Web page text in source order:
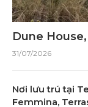
Dune
31/07/2026
Nơi lưu trú tại
Femmina,